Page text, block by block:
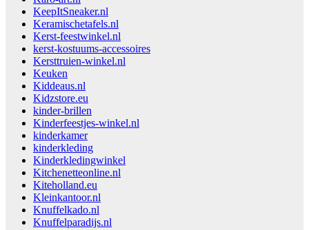
KeepItSneaker.nl
Keramischetafels.nl
Kerst-feestwinkel.nl
kerst-kostuums-accessoires
Kersttruien-winkel.nl
Keuken
Kiddeaus.nl
Kidzstore.eu
kinder-brillen
Kinderfeestjes-winkel.nl
kinderkamer
kinderkleding
Kinderkledingwinkel
Kitchenetteonline.nl
Kiteholland.eu
Kleinkantoor.nl
Knuffelkado.nl
Knuffelparadijs.nl